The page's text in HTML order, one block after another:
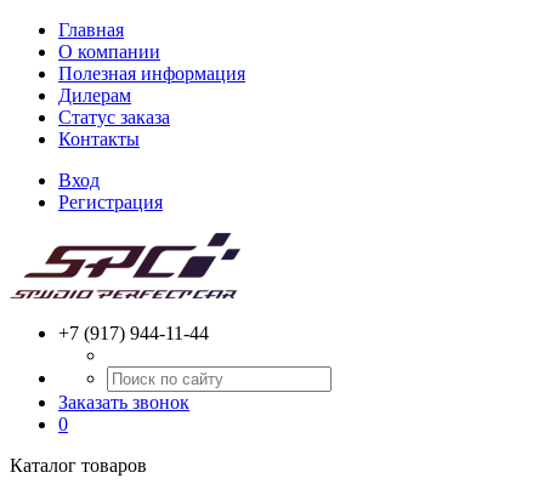
Главная
О компании
Полезная информация
Дилерам
Статус заказа
Контакты
Вход
Регистрация
+7 (917) 944-11-44
Заказать звонок
0
Каталог товаров